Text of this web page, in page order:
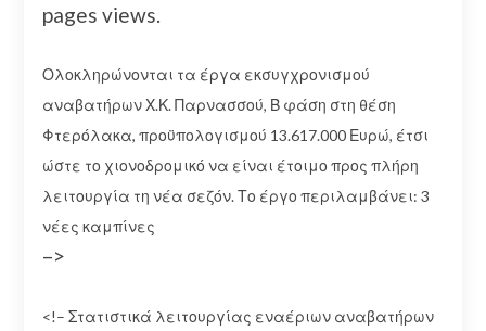
pages views.
Ολοκληρώνονται τα έργα εκσυγχρονισμού
αναβατήρων Χ.Κ. Παρνασσού, Β φάση στη θέση
Φτερόλακα, προϋπολογισμού 13.617.000 Ευρώ, έτσι
ώστε το χιονοδρομικό να είναι έτοιμο προς πλήρη
λειτουργία τη νέα σεζόν. Το έργο περιλαμβάνει: 3
νέες καμπίνες
–>
<!– Στατιστικά λειτουργίας εναέριων αναβατήρων